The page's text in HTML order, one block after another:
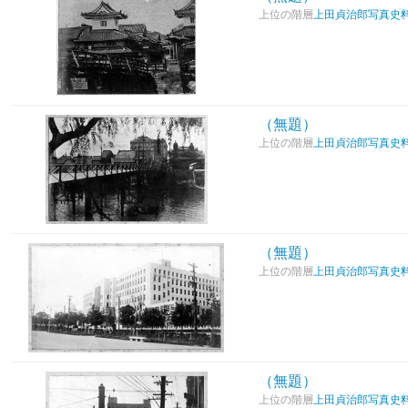
上位の階層 上田貞治郎写真史
（無題）
上位の階層 上田貞治郎写真史
（無題）
上位の階層 上田貞治郎写真史
（無題）
上位の階層 上田貞治郎写真史